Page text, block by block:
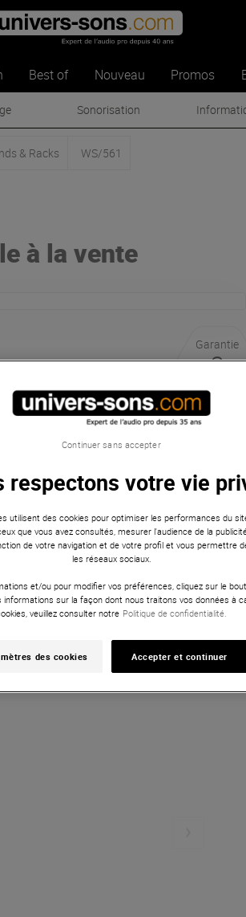
Best of Nouveau Promos
Sonorisation
& Racks WS/561
à la vente
Garantie
3
respectons votre vie
utilisent des cookies pour optimiser les performances du
que vous avez consultés, mesurer l'audience de la
de votre navigation et de votre profil et vous permettre
les réseaux sociaux.
et/ou pour modifier vos préférences, cliquez sur le
informations sur la façon dont nous traitons vos données à
veuillez consulter notre Politique de confidentialité.
des cookies Accepter et continuer
Continuer sans accepter